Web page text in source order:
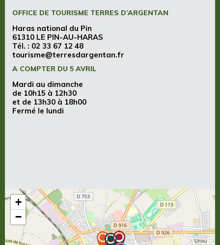
OFFICE DE TOURISME TERRES D’ARGENTAN
Haras national du Pin
61310 LE PIN-AU-HARAS
Tél. : 02 33 67 12 48
tourisme@terresdargentan.fr
A COMPTER DU 5 AVRIL
Mardi au dimanche
de 10h15 à 12h30
et de 13h30 à 18h00
Fermé le lundi
+
−